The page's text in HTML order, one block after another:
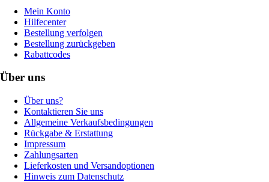
Mein Konto
Hilfecenter
Bestellung verfolgen
Bestellung zurückgeben
Rabattcodes
Über uns
Über uns?
Kontaktieren Sie uns
Allgemeine Verkaufsbedingungen
Rückgabe & Erstattung
Impressum
Zahlungsarten
Lieferkosten und Versandoptionen
Hinweis zum Datenschutz